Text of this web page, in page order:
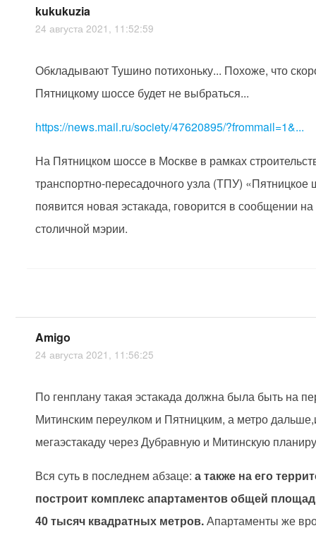
kukukuzia
24 августа 2021, 11:52:59
Обкладывают Тушино потихоньку... Похоже, что
Пятницкому шоссе будет не выбраться...
https://news.mail.ru/society/47620895/?frommail=1&...
На Пятницком шоссе в Москве в рамках
транспортно-пересадочного узла (ТПУ) «Пятницкое
появится новая эстакада, говорится в сообщении
столичной мэрии.
Amigo
24 августа 2021, 11:56:25
По генплану такая эстакада должна была быть на
Митинским переулком и Пятницким, а метро
мегаэстакаду через Дубравную и Митинскую
Вся суть в последнем абзаце:а также на его
построит комплекс апартаментов общей
40 тысяч квадратных метров.Апартаменты же